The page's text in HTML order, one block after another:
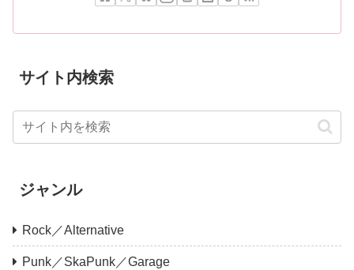
サイト内検索
ジャンル
Rock／Alternative
Punk／SkaPunk／Garage